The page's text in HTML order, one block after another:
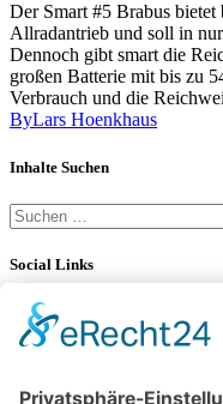
Der Smart #5 Brabus
Allradantrieb und soll in
Dennoch gibt smart die
großen Batterie mit bis zu
Verbrauch und die
ByLars Hoenkhaus
Inhalte Suchen
Suchen
nach:
Social Links
YouTube
LinkedIn 0